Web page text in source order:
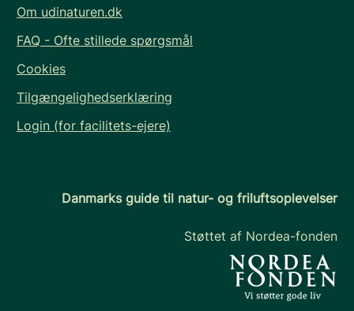
Om udinaturen.dk
FAQ - Ofte stillede spørgsmål
Cookies
Tilgængelighedserklæring
Login (for facilitets-ejere)
Danmarks guide til natur- og friluftsoplevelser
Støttet af Nordea-fonden